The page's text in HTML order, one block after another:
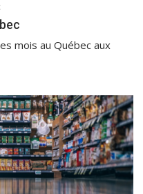
mois au Québec aux